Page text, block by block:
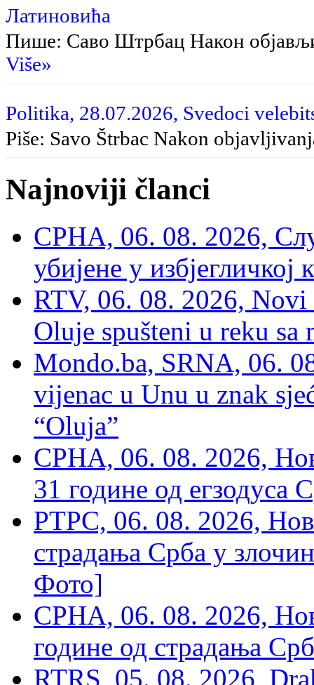
Латиновића
Пише: Саво Штрбац Након
Više»
Politika, 28.07.2026, Svedoci
Piše: Savo Štrbac Nakon
Najnoviji članci
СРНА, 06. 08. 2026,
убијене у избјегличкој
RTV, 06. 08. 2026, Novi
Oluje spušteni u reku sa
Mondo.ba, SRNA, 06.
vijenac u Unu u znak
“Oluja”
СРНА, 06. 08. 2026,
31 године од егзодуса
РТРС, 06. 08. 2026,
страдања Срба у
Фото]
СРНА, 06. 08. 2026,
године од страдања
RTRS, 05. 08. 2026,